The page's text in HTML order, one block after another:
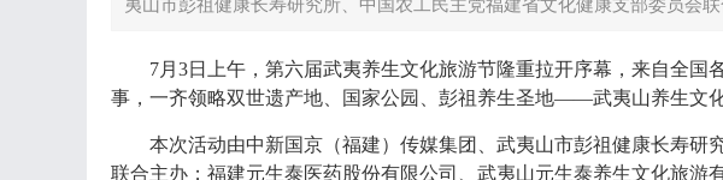
夷山市彭祖健康长寿研究所、中国农工民主党福建省文化健康支部委员会
7月3日上午，第六届武夷养生文化旅游节隆重拉开序幕，来自全国
事，一齐领略双世遗产地、国家公园、彭祖养生圣地——武夷山养生文化
本次活动由中新国京（福建）传媒集团、武夷山市彭祖健康长寿研
联合主办；福建元生泰医药股份有限公司、武夷山元生泰养生文化旅游